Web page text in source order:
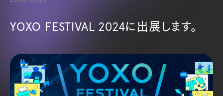
YOXO FESTIVAL 2024に出展します。